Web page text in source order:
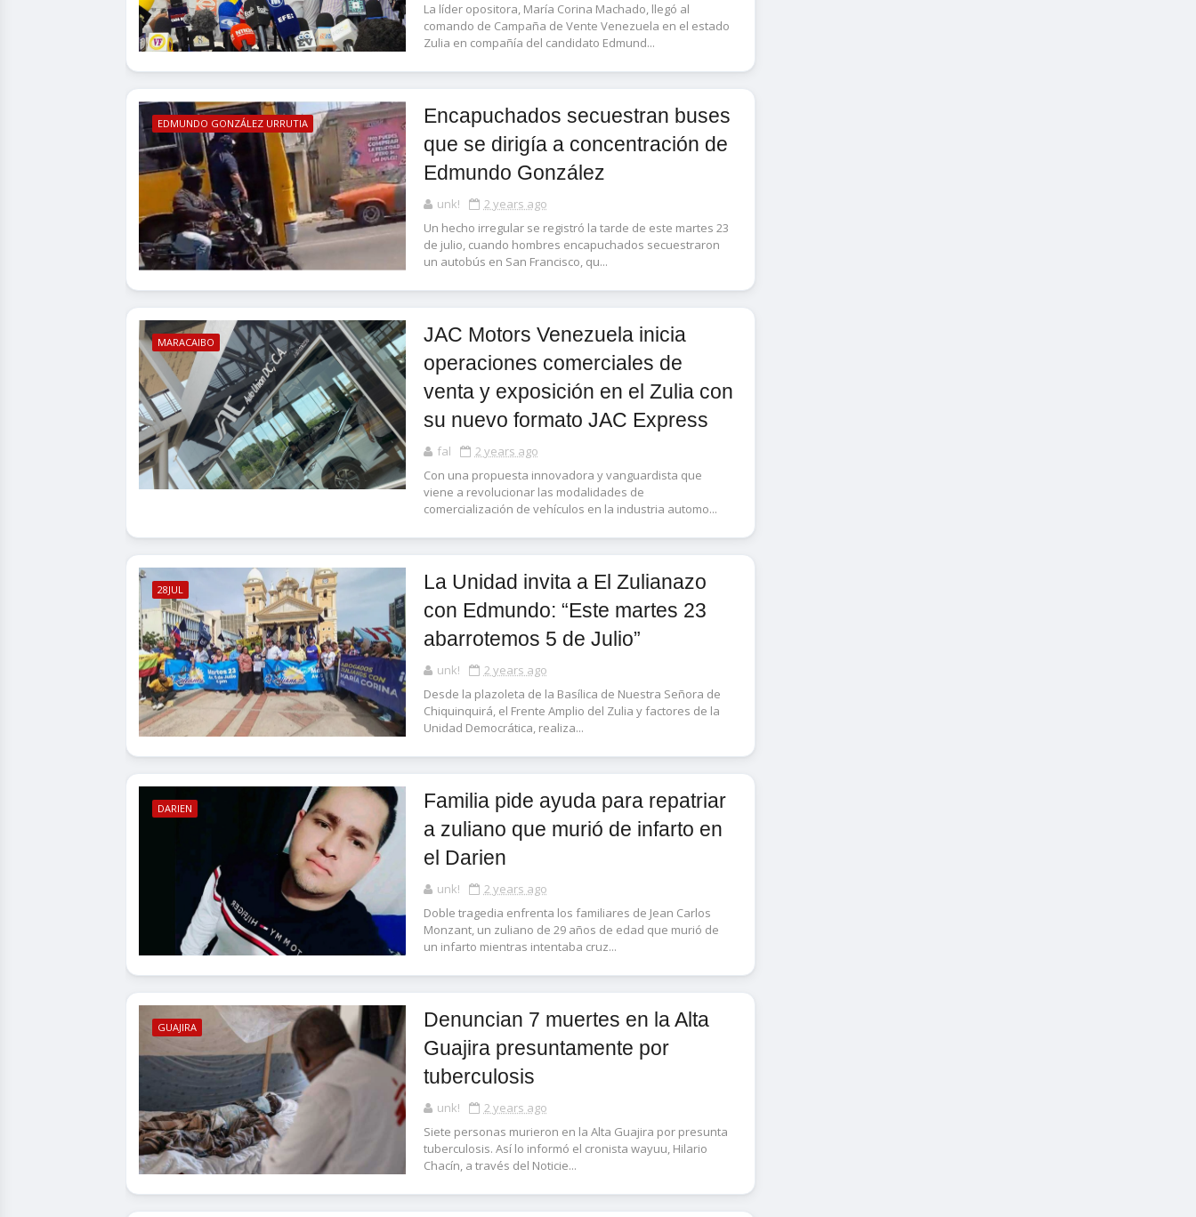
La líder opositora, María Corina Machado, llegó al
comando de Campaña de Vente Venezuela en el estado
Zulia en compañía del candidato Edmund...
EDMUNDO GONZÁLEZ URRUTIA
Encapuchados secuestran buses
que se dirigía a concentración de
Edmundo González
unk!
2 years ago
Un hecho irregular se registró la tarde de este martes 23
de julio, cuando hombres encapuchados secuestraron
un autobús en San Francisco, qu...
MARACAIBO
JAC Motors Venezuela inicia
operaciones comerciales de
venta y exposición en el Zulia con
su nuevo formato JAC Express
fal
2 years ago
Con una propuesta innovadora y vanguardista que
viene a revolucionar las modalidades de
comercialización de vehículos en la industria automo...
28JUL
La Unidad invita a El Zulianazo
con Edmundo: “Este martes 23
abarrotemos 5 de Julio”
unk!
2 years ago
Desde la plazoleta de la Basílica de Nuestra Señora de
Chiquinquirá, el Frente Amplio del Zulia y factores de la
Unidad Democrática, realiza...
DARIEN
Familia pide ayuda para repatriar
a zuliano que murió de infarto en
el Darien
unk!
2 years ago
Doble tragedia enfrenta los familiares de Jean Carlos
Monzant, un zuliano de 29 años de edad que murió de
un infarto mientras intentaba cruz...
GUAJIRA
Denuncian 7 muertes en la Alta
Guajira presuntamente por
tuberculosis
unk!
2 years ago
Siete personas murieron en la Alta Guajira por presunta
tuberculosis. Así lo informó el cronista wayuu, Hilario
Chacín, a través del Noticie...